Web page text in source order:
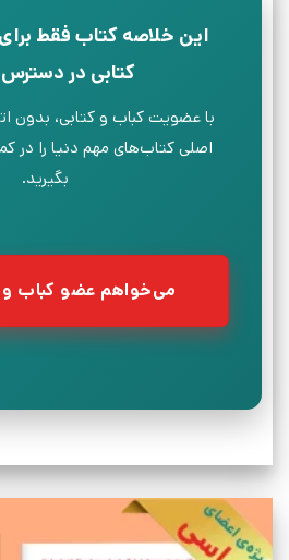
این خلاصه کتاب فقط
کتابی در
با عضویت کباب و کتابی، بدون
بگیرید.
می‌خواهم عضو کباب